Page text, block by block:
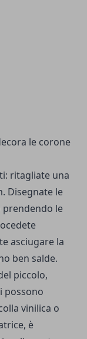
le corone
ritagliate una
Disegnate le
prendendo le
asciugare la
ben salde.
piccolo,
possono
vinilica o
è